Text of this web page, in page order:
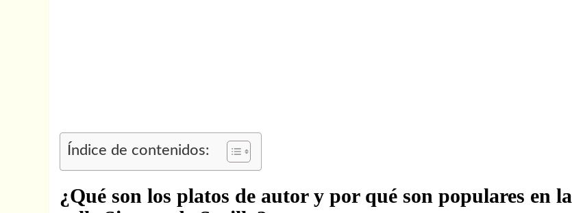
Índice de contenidos:
¿Qué son los platos de autor y por qué son populares en la